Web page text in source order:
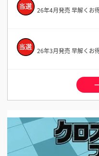
26年4月発売 早解くお
26年3月発売 早解くお